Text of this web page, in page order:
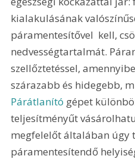
kialakulásának
páramentesítővel  kell,
nedvességtartalmát.
szellőztetéssel,
szárazabb és hidegebb,
Párátlanító gépet
teljesítményűt
megfelelőt általában úgy
páramentesítendő